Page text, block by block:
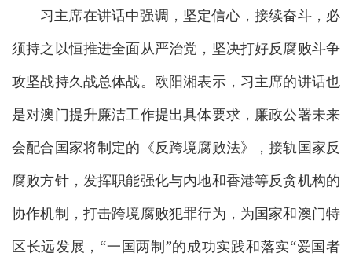
习主席在讲话中强调，坚定信心，接续奋斗，必
须持之以恒推进全面从严治党，坚决打好反腐败斗争
攻坚战持久战总体战。欧阳湘表示，习主席的讲话也
是对澳门提升廉洁工作提出具体要求，廉政公署未来
会配合国家将制定的《反跨境腐败法》，接轨国家反
腐败方针，发挥职能强化与内地和香港等反贪机构的
协作机制，打击跨境腐败犯罪行为，为国家和澳门特
区长远发展，“一国两制”的成功实践和落实“爱国者